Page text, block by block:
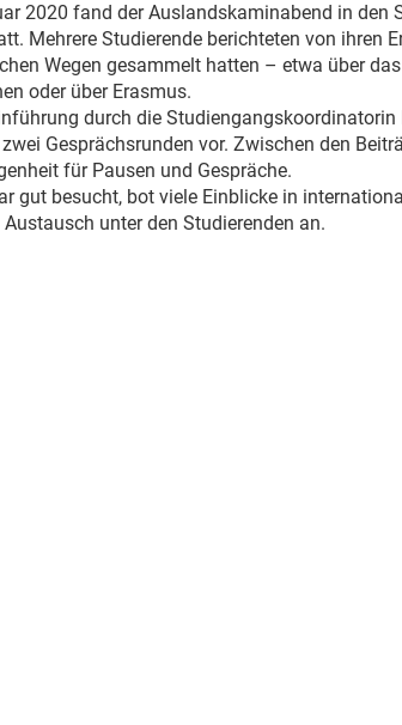
2020 fand der Auslandskaminabend in den
Mehrere Studierende berichteten von ihren
Wegen gesammelt hatten – etwa über
oder über Erasmus.
durch die
Gesprächsrunden vor. Zwischen den
für Pausen und Gespräche.
gut besucht, bot viele Einblicke in
unter den Studierenden an.